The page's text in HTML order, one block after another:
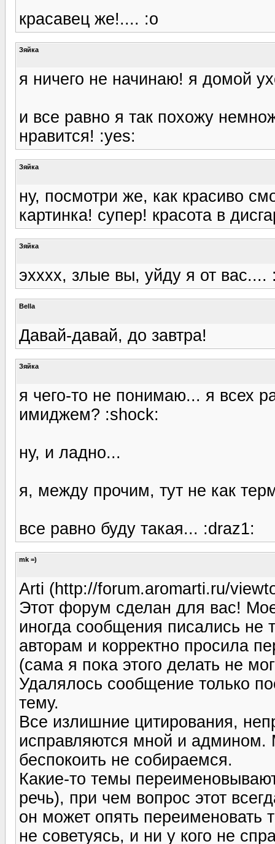
красавец же!.... :o
Зяйка
я ничего не начинаю! я домой
и все равно я так похожу
нравится! :yes:
Зяйка
ну, посмотри же, как красиво
картинка! супер! красота в
Зяйка
эхххх, злые вы, уйду я от вас....
Bella
Давай-давай, до завтра!
Зяйка
я чего-то не понимаю... я всех
имиджем? :shock:
ну, и ладно...
я, между прочим, тут не как
все равно буду такая... :draz1:
mk =)
Arti (http://forum.aromarti.ru/
Этот форум сделан для вас!
иногда сообщения писались не
авторам и корректно просила
(сама я пока этого делать не
Удалялось сообщение только
тему.
Все излишние цитирования,
исправляются мной и админом.
беспокоить не собираемся.
Какие-то темы
речь), при чем вопрос этот
он может опять переименовать
не советуясь, и ни у кого не